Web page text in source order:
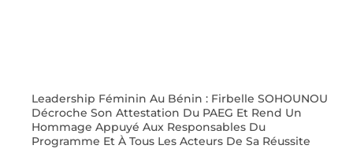
Leadership Féminin Au Bénin : Firbelle SOHOUNOU
Décroche Son Attestation Du PAEG Et Rend Un
Hommage Appuyé Aux Responsables Du
Programme Et À Tous Les Acteurs De Sa Réussite